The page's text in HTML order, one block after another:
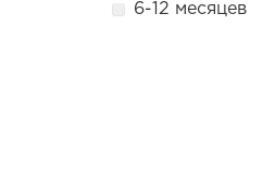
6-12 месяцев